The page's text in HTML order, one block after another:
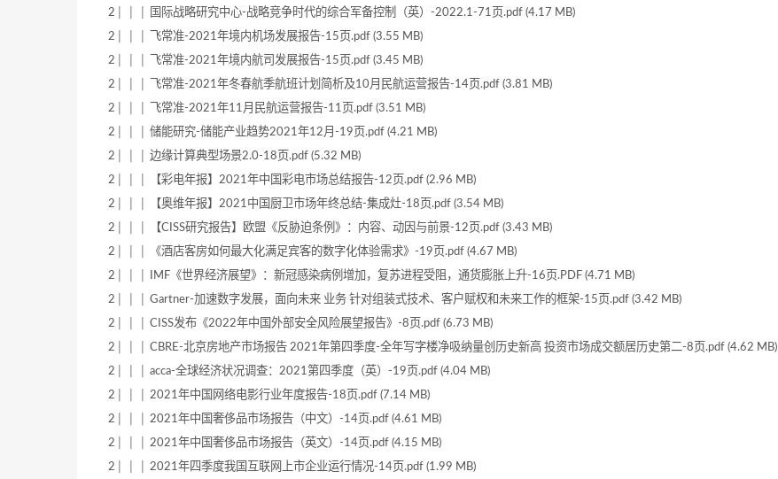
2│ │ │ 国际战略研究中心-战略竞争时代的综合军备控制（英）-2022.1-71页.pdf (4.17 MB)
2│ │ │ 飞常准-2021年境内机场发展报告-15页.pdf (3.55 MB)
2│ │ │ 飞常准-2021年境内航司发展报告-15页.pdf (3.45 MB)
2│ │ │ 飞常准-2021年冬春航季航班计划简析及10月民航运营报告-14页.pdf (3.81 MB)
2│ │ │ 飞常准-2021年11月民航运营报告-11页.pdf (3.51 MB)
2│ │ │ 储能研究-储能产业趋势2021年12月-19页.pdf (4.21 MB)
2│ │ │ 边缘计算典型场景2.0-18页.pdf (5.32 MB)
2│ │ │ 【彩电年报】2021年中国彩电市场总结报告-12页.pdf (2.96 MB)
2│ │ │ 【奥维年报】2021中国厨卫市场年终总结-集成灶-18页.pdf (3.54 MB)
2│ │ │ 【CISS研究报告】欧盟《反胁迫条例》：内容、动因与前景-12页.pdf (3.43 MB)
2│ │ │ 《酒店客房如何最大化满足宾客的数字化体验需求》-19页.pdf (4.67 MB)
2│ │ │ IMF《世界经济展望》：新冠感染病例增加，复苏进程受阻，通货膨胀上升-16页.PDF (4.71 MB)
2│ │ │ Gartner-加速数字发展，面向未来 业务 针对组装式技术、客户赋权和未来工作的框架-15页.pdf (3.42 MB)
2│ │ │ CISS发布《2022年中国外部安全风险展望报告》-8页.pdf (6.73 MB)
2│ │ │ CBRE-北京房地产市场报告 2021年第四季度-全年写字楼净吸纳量创历史新高 投资市场成交额居历史第二-8页.pdf (4.62 MB)
2│ │ │ acca-全球经济状况调查：2021第四季度（英）-19页.pdf (4.04 MB)
2│ │ │ 2021年中国网络电影行业年度报告-18页.pdf (7.14 MB)
2│ │ │ 2021年中国奢侈品市场报告（中文）-14页.pdf (4.61 MB)
2│ │ │ 2021年中国奢侈品市场报告（英文）-14页.pdf (4.15 MB)
2│ │ │ 2021年四季度我国互联网上市企业运行情况-14页.pdf (1.99 MB)